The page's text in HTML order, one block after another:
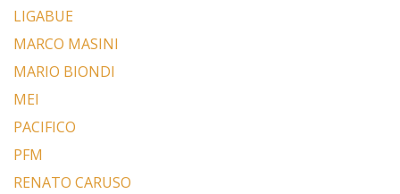
LIGABUE
MARCO MASINI
MARIO BIONDI
MEI
PACIFICO
PFM
RENATO CARUSO